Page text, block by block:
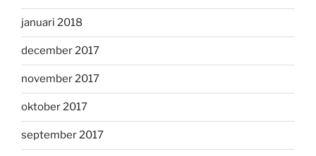
januari 2018
december 2017
november 2017
oktober 2017
september 2017